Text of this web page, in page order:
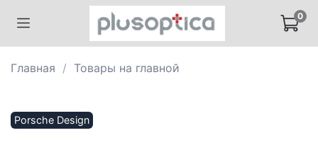
0
Главная Товары на главной
Porsche Design